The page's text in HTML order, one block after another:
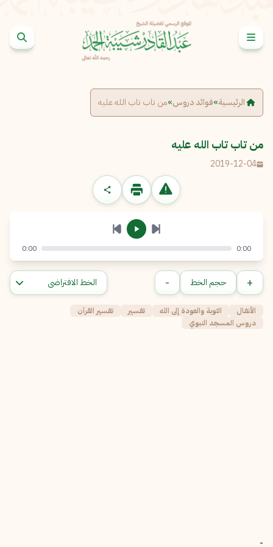
الرئيسية»فوائد دروس»من تاب تاب الله عليه
من تاب تاب الله عليه
2019-12-04
الإبلاغ عن مشكلة
الرسالة
إرسال إلغاء
0:00
0:00
+ حجم الخط -
الأنفال التوبة والعودة إلى الله تفسير
تفسير القرآن
دروس المسجد النبوي
-